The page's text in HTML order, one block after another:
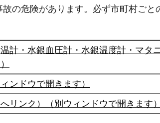
の危険があります。必ず市町村ご
計・水銀血圧計・水銀温度計・マ
ンドウで開きます）
リンク）（別ウィンドウで開きます）